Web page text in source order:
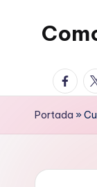
contenidopara
y
Portada »